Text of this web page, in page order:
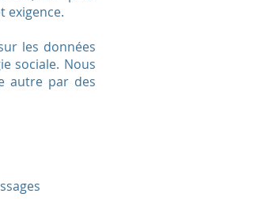
exigence.
les données
sociale. Nous
autre par des